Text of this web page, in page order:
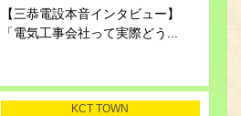
【三恭電設本音インタビュー】
「電気工事会社って実際どう...
KCT TOWN